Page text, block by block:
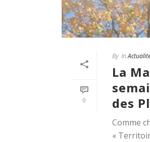
0
By In
La
des
Comme
«